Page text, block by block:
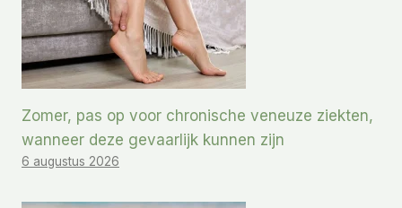
Zomer, pas op voor chronische veneuze ziekten,
wanneer deze gevaarlijk kunnen zijn
6 augustus 2026